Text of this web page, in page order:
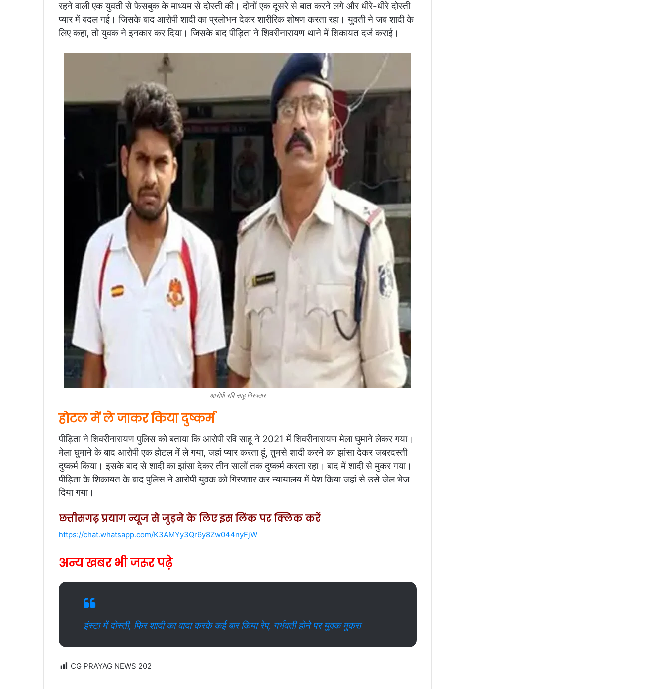
रहने वाली एक युवती से फेसबुक के माध्यम से दोस्ती की। दोनों एक दूसरे से बात करने लगे और धीरे-धीरे दोस्ती
प्यार में बदल गई। जिसके बाद आरोपी शादी का प्रलोभन देकर शारीरिक शोषण करता रहा। युवती ने जब शादी के
लिए कहा, तो युवक ने इनकार कर दिया। जिसके बाद पीड़िता ने शिवरीनारायण थाने में शिकायत दर्ज कराई।
आरोपी रवि साहू गिरफ्तार
होटल में ले जाकर किया दुष्कर्म
पीड़िता ने शिवरीनारायण पुलिस को बताया कि आरोपी रवि साहू ने 2021 में शिवरीनारायण मेला घुमाने लेकर गया।
मेला घुमाने के बाद आरोपी एक होटल में ले गया, जहां प्यार करता हूं, तुमसे शादी करने का झांसा देकर जबरदस्ती
दुष्कर्म किया। इसके बाद से शादी का झांसा देकर तीन सालों तक दुष्कर्म करता रहा। बाद में शादी से मुकर गया।
पीड़िता के शिकायत के बाद पुलिस ने आरोपी युवक को गिरफ्तार कर न्यायालय में पेश किया जहां से उसे जेल भेज
दिया गया।
छत्तीसगढ़ प्रयाग न्यूज से जुड़ने के लिए इस लिंक पर क्लिक करें
https://chat.whatsapp.com/K3AMYy3Qr6y8Zw044nyFjW
अन्य खबर भी जरूर पढ़े
इंस्टा में दोस्ती, फिर शादी का वादा करके कई बार किया रेप, गर्भवती होने पर युवक मुकरा
CG PRAYAG NEWS 202